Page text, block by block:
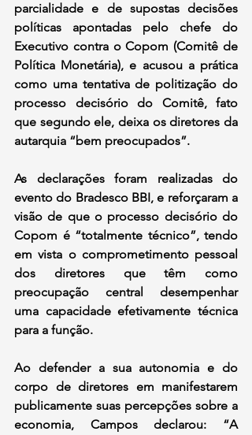
parcialidade e de supostas decisões
políticas apontadas pelo chefe do
Executivo contra o Copom (Comitê de
Política Monetária), e acusou a prática
como uma tentativa de politização do
processo decisório do Comitê, fato
que segundo ele, deixa os diretores da
autarquia “bem preocupados”.
As declarações foram realizadas do
evento do Bradesco BBI, e reforçaram a
visão de que o processo decisório do
Copom é “totalmente técnico”, tendo
em vista o comprometimento pessoal
dos diretores que têm como
preocupação central desempenhar
uma capacidade efetivamente técnica
para a função.
Ao defender a sua autonomia e do
corpo de diretores em manifestarem
publicamente suas percepções sobre a
economia, Campos declarou: “A